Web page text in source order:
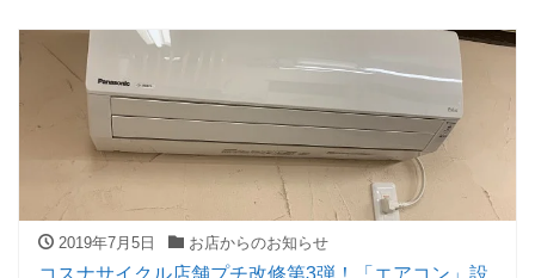
2019年7月5日 お店からのお知らせ
コスナサイクル店舗プチ改修第3弾！「エアコン」設